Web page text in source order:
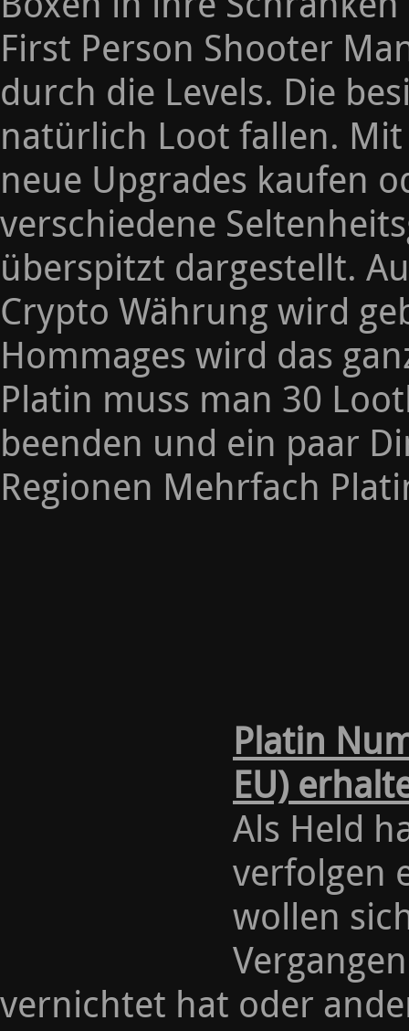
First Person Shooter
durch die Levels. Die
natürlich Loot fallen.
neue Upgrades kaufen
verschiedene
überspitzt dargestellt.
Crypto Währung wird
Hommages wird das
Platin muss man 30
beenden und ein paar
Regionen Mehrfach
Platin
EU)
Als Held
verfolgen
wollen
vernichtet hat oder